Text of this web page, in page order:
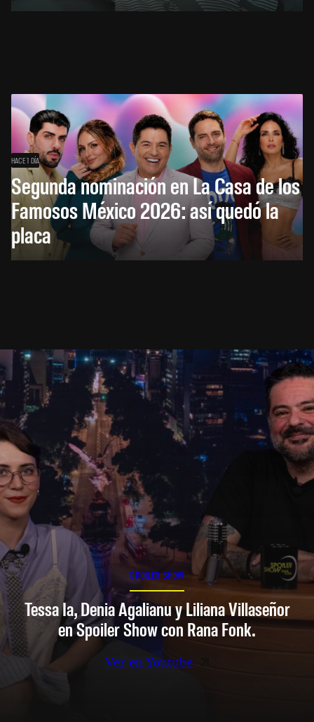
HACE 1 DÍA
Segunda nominación en La Casa de los
Famosos México 2026: así quedó la
placa
SPOILER SHOW
Tessa Ia, Denia Agalianu y Liliana Villaseñor
en Spoiler Show con Rana Fonk.
Ver en Youtube